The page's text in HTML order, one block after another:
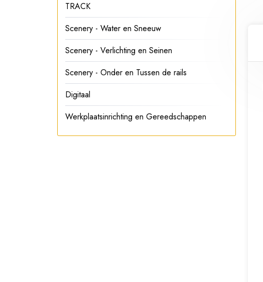
TRACK
Scenery - Water en Sneeuw
Scenery - Verlichting en Seinen
Scenery - Onder en Tussen de rails
Digitaal
Werkplaatsinrichting en Gereedschappen